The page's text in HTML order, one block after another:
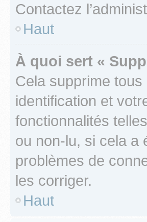
Contactez
Haut
À quoi sert «
Cela supprime
identification et
fonctionnalités
ou non-lu, si cela a
problèmes de
les corriger.
Haut